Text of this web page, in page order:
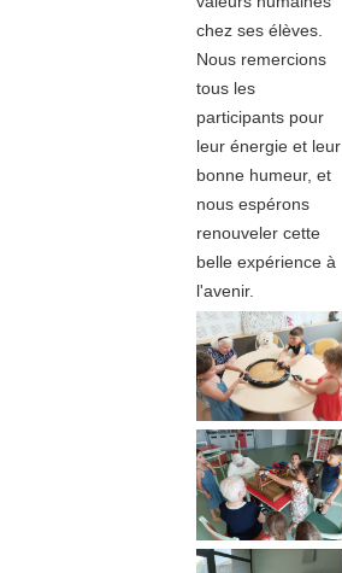
chez ses élèves.
Nous remercions
tous les
participants pour
leur énergie et leur
bonne humeur, et
nous espérons
renouveler cette
belle expérience à
l'avenir.